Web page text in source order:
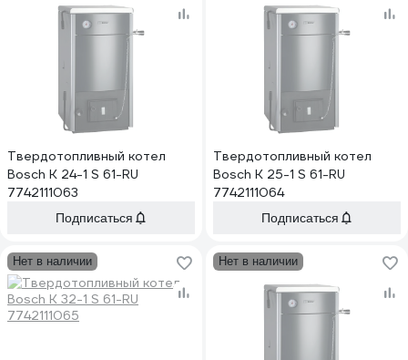
Твердотопливный котел
Bosch K 24-1 S 61-RU
7742111063
Подписаться
Твердотопливный котел
Bosch K 25-1 S 61-RU
7742111064
Подписаться
Нет в наличии Нет в наличии